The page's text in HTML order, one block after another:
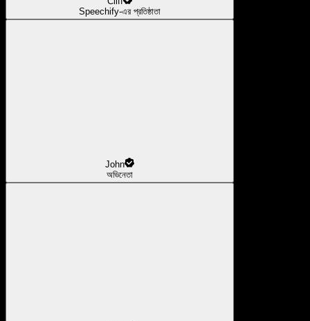
Speechify-এর প্রতিষ্ঠাতা
John
অভিনেতা